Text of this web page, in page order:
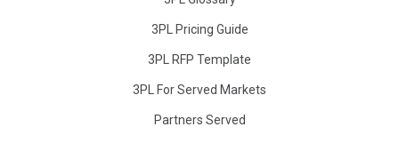
3PL Pricing Guide
3PL RFP Template
3PL For Served Markets
Partners Served